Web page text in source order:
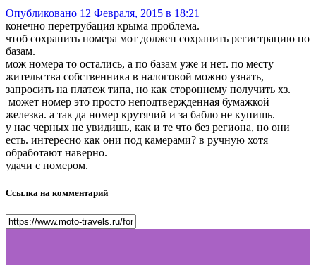
Опубликовано 12 Февраля, 2015 в 18:21
конечно перетрубация крыма проблема.
чтоб сохранить номера мот должен сохранить регистрацию по
базам.
мож номера то остались, а по базам уже и нет. по месту
жительства собственника в налоговой можно узнать,
запросить на платеж типа, но как стороннему получить хз.
может номер это просто неподтвержденная бумажкой
железка. а так да номер крутячий и за бабло не купишь.
у нас черных не увидишь, как и те что без региона, но они
есть. интересно как они под камерами? в ручную хотя
обработают наверно.
удачи с номером.
Ссылка на комментарий